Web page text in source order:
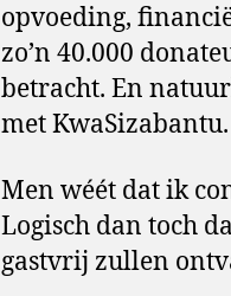
opvoeding,
zo’n 40.000
betracht. En
met KwaSizabantu.
Men wéét dat ik
Logisch dan toch
gastvrij zullen